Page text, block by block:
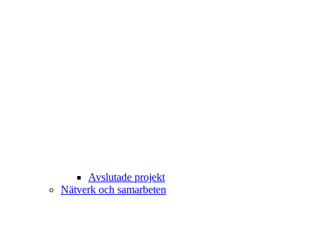
Avslutade projekt
Nätverk och samarbeten